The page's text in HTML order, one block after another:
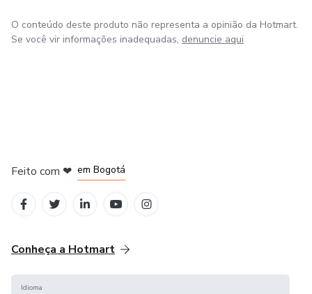
O conteúdo deste produto não representa a opinião da Hotmart.
Se você vir informações inadequadas, denuncie aqui
Feito com ❤ em Bogotá
Conheça a Hotmart
Idioma